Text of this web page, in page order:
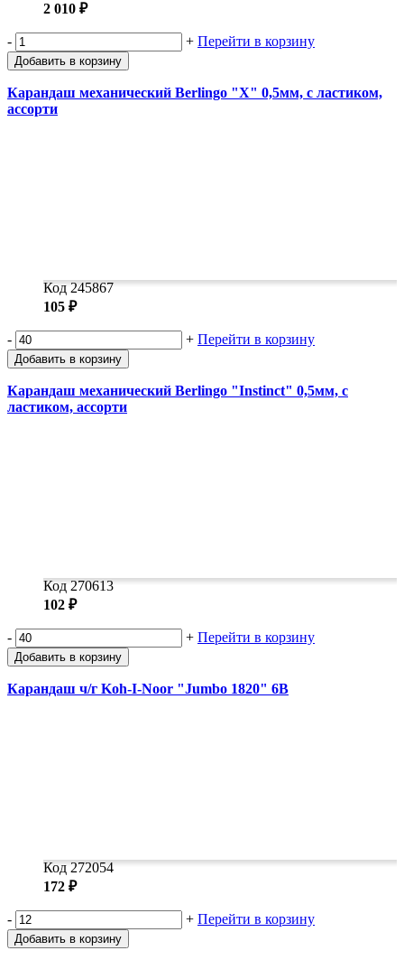
2 010 ₽
- + Перейти в корзину
Добавить в корзину
Карандаш механический Berlingo "X" 0,5мм, с ластиком,
ассорти
Код 245867
105 ₽
- + Перейти в корзину
Добавить в корзину
Карандаш механический Berlingo "Instinct" 0,5мм, с
ластиком, ассорти
Код 270613
102 ₽
- + Перейти в корзину
Добавить в корзину
Карандаш ч/г Koh-I-Noor "Jumbo 1820" 6B
Код 272054
172 ₽
- + Перейти в корзину
Добавить в корзину